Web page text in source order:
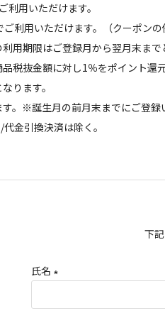
用いただけます。
利用いただけます。（クーポンの
用期限はご登録月から翌月末まで
税抜金額に対し1％をポイント還
ります。
。※誕生月の前月末までにご登録
金引換決済は除く。
下
氏名